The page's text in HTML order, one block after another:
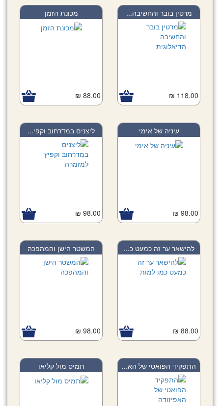
מרטין בובר והחשיבה...
118.00 ₪
מכונת הזמן
88.00 ₪
עיניה של אימי
98.00 ₪
ליצנים במדרחוב וקפי...
98.00 ₪
להישאר ער זה כמעט כ...
88.00 ₪
המשטר הישן והמהפכה
98.00 ₪
התפקיד הפואטי של הא... תמיס מול קליאו